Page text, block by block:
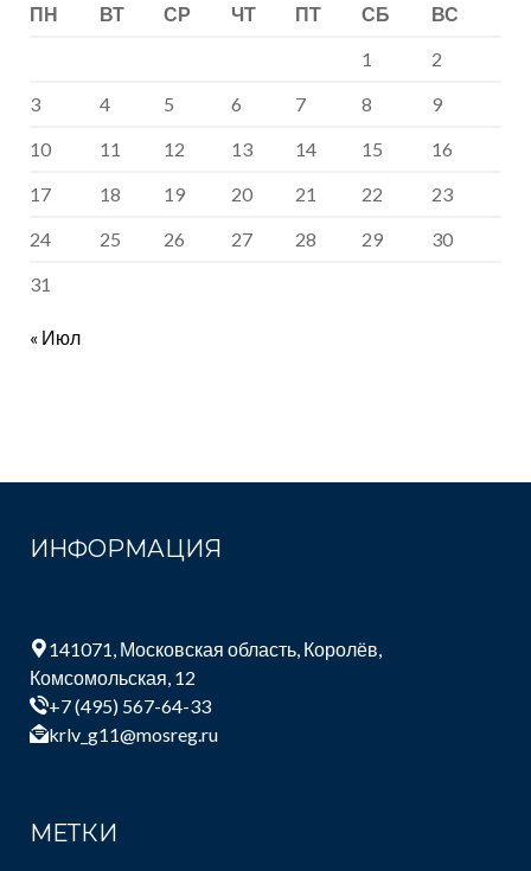
ПН
ВТ СР ЧТ ПТ СБ
ВС
1
2
3
4 5 6 7 8
9
10
11 12 13 14 15
16
17
18 19 20 21 22
23
24
25 26 27 28 29
30
31
« Июл
ИНФОРМАЦИЯ
141071, Московская область, Королёв,
Комсомольская, 12
+7 (495) 567-64-33
krlv_g11@mosreg.ru
МЕТКИ